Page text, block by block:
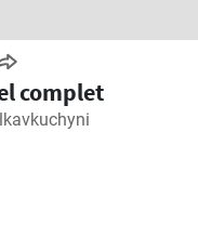
complet